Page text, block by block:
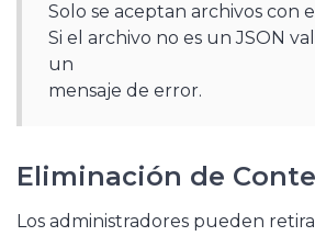
Solo se aceptan archivos con
Si el archivo no es un JSON
un
mensaje de error.
Eliminación de
Los administradores pueden